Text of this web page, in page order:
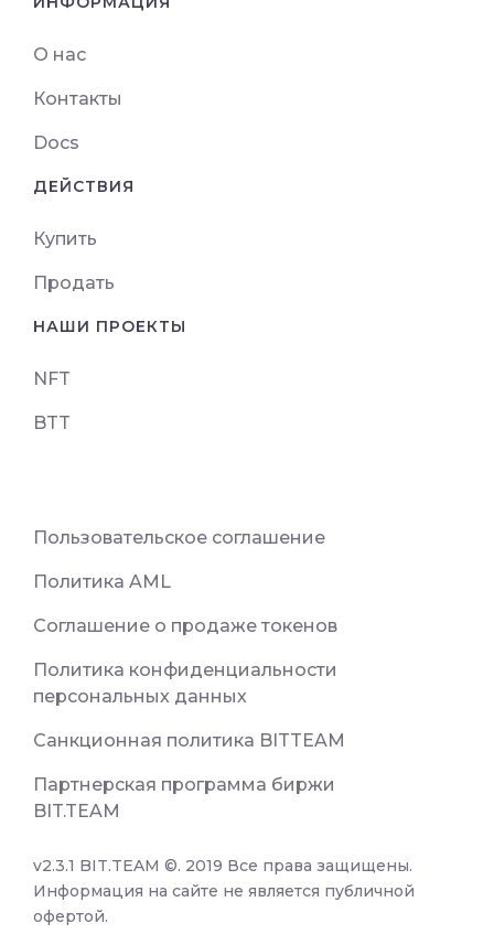
О нас
Контакты
Docs
ДЕЙСТВИЯ
Купить
Продать
НАШИ ПРОЕКТЫ
NFT
BTT
Пользовательское соглашение
Политика AML
Соглашение о продаже токенов
Политика конфиденциальности
персональных данных
Санкционная политика BITTEAM
Партнерская программа биржи
BIT.TEAM
v2.3.1 BIT.TEAM ©. 2019 Все права защищены.
Информация на сайте не является публичной
офертой.